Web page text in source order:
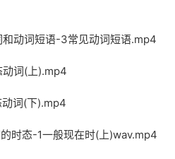
动词短语-3常见动词短语.mp4
词(上).mp4
词(下).mp4
时态-1一般现在时(上)wav.mp4